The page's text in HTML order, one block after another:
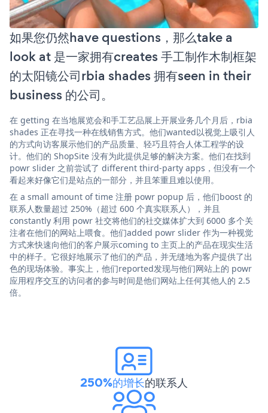
如果您仍然have questions，那么take a
look at 是一家拥有creates 手工制作木制框架
的太阳镜公司rbia shades 拥有seen in their
business 的公司。
在 getting 在当地展览会和手工艺品展上开展业务几个月后，rbia
shades 正在寻找一种在线销售方式。他们wanted以视觉上吸引人
的方式向访客展示他们的产品质量、轻巧且符合人体工程学的设
计。他们的 ShopSite 没有为此提供足够的解决方案。他们在找到
powr slider 之前尝试了 different third-party apps，但没有一个
看起来好像它们是站点的一部分，并且笨重且难以使用。
在 a small amount of time 注册 powr popup 后，他们boost 的
联系人数量超过 250%（超过 600 个真实联系人），并且
constantly 利用 powr 社交将他们的社交媒体扩大到 6000 多个关
注者在他们的网站上喂食。他们added powr slider 作为一种视觉
方式来快速向他们的客户展示coming to 主页上的产品在现实生活
中的样子。它很好地展示了他们的产品，并无缝地为客户提供了出
色的现场体验。事实上，他们reported发现与他们网站上的 powr
应用程序交互的访问者的参与时间是他们网站上任何其他人的 2.5
倍。
250%的增长的联系人